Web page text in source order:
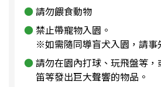
請勿餵食動物
禁止帶寵物入園。
※如需隨同導盲犬入園，請事
請勿在園內打球、玩飛盤等
笛等發出巨大聲響的物品。